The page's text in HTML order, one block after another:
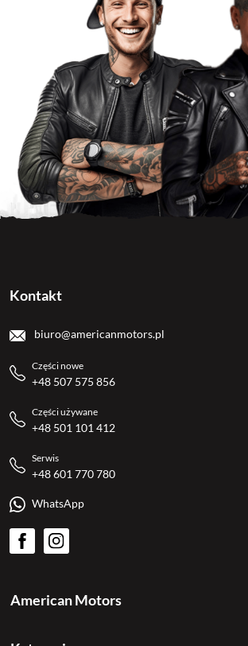
American Motors
Kontakt
biuro@americanmotors.pl
Części nowe
+48 507 575 856
Części używane
+48 501 101 412
Serwis
+48 601 770 780
WhatsApp